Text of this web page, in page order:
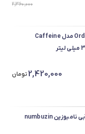
2,360,000
سرم دور چشم اوردینری Ordinary مدل Caffeine
2,420,000تومان
سرم کنترل منافذ بایو رتینول آبی نامبوزین numbuzin